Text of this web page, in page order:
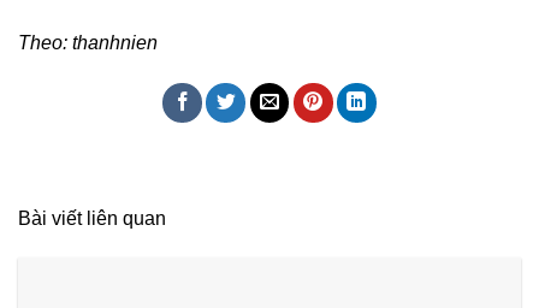
Theo: thanhnien
Bài viết liên quan